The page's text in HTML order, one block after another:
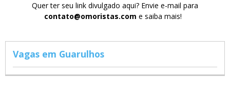
Quer ter seu link divulgado aqui? Envie e-mail para
contato@omoristas.com e saiba mais!
Vagas em Guarulhos